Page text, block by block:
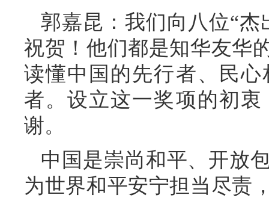
郭嘉昆：我们向八位“
祝贺！他们都是知华友华
读懂中国的先行者、民
者。设立这一奖项的初
谢。
中国是崇尚和平、开放
为世界和平安宁担当尽责